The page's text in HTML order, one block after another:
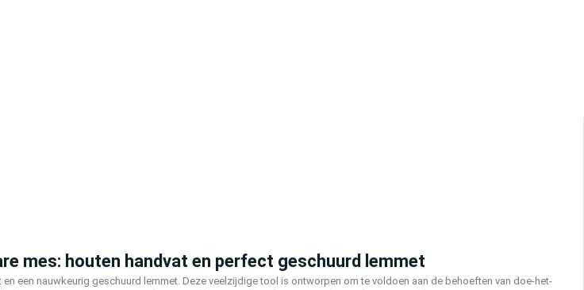
mes: houten handvat en perfect geschuurd lemmet
een nauwkeurig geschuurd lemmet. Deze veelzijdige tool is ontworpen om te voldoen aan de behoeften van doe-het-